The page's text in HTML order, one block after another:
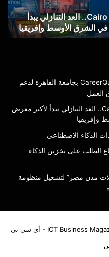
94 يومًا على انطلاق Cairo ICT 2026.. العد التنازلي يبدأ
الشرق الأوسط وإفريقيا
“فيكسد سوليوشنز” تشارك في CareerQuest بجامعة القاهرة لدعم
العمل
94 يومًا على انطلاق Cairo ICT 2026.. العد التنازلي يبدأ لأكبر معرض
وإفريقيا
الطلب على تخزين الذكاء
مدن مصر” لتشغيل منظومة
ICT Business Magazine - أي سي تي